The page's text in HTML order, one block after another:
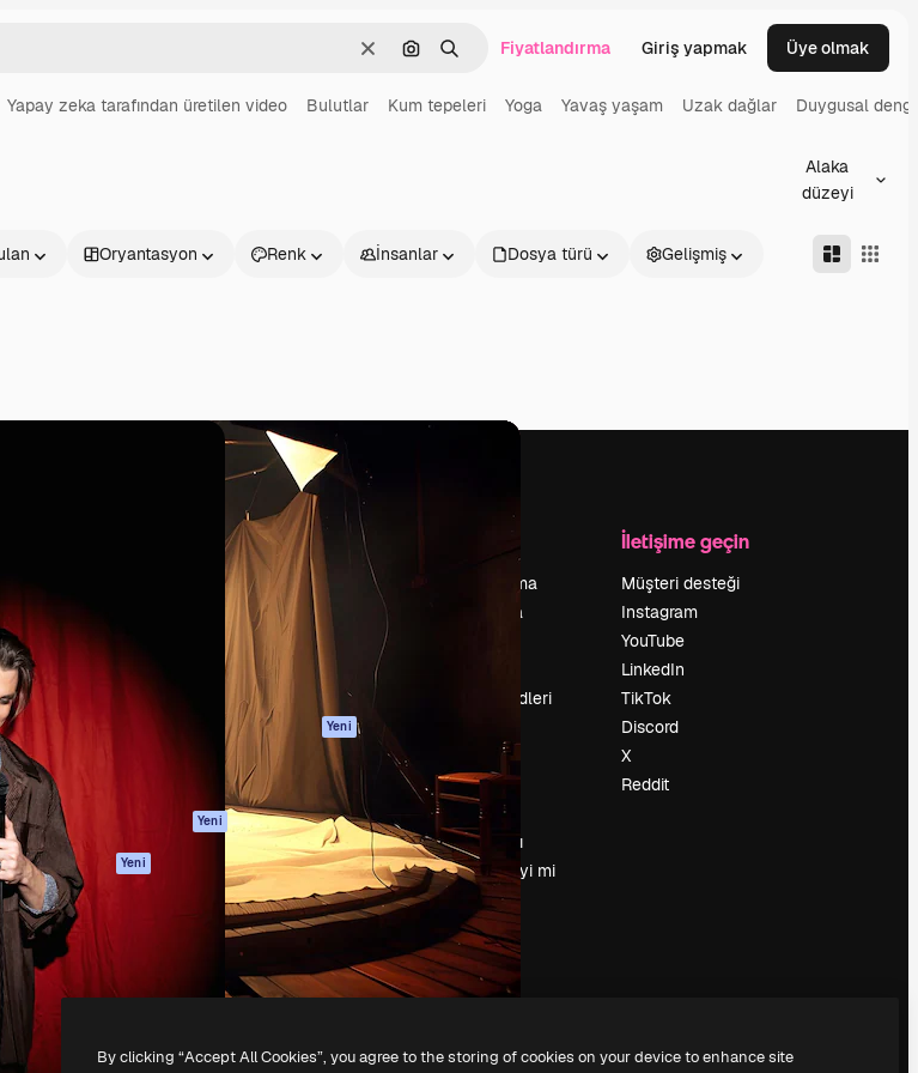
Temizlemek
Görüntüyle ara
AramakFiyatlandırma Giriş yapmak Üye olmak
Yapay zeka tarafından üretilen video Bulutlar Kum tepeleri Yoga Yavaş yaşam Uzak dağlar Duygusal
Alaka
düzeyi
Oryantasyon Renk İnsanlar Dosya türü Gelişmiş
AI Görüntü
Oluşturucu
oluşturucu
Claude/ChatGPT
için MCP
Yeni
Ajanlar Yeni
API
Mobil Uygulama
Tüm Magnific
araçları
Başlayın
Academy
Dokümantasyon
Destek
Kullanım Şartları
Gizlilik Politikası
Orijinaller Yeni
Çerez politikası
Güven merkezi
Satış ortakları
Kurumsal
Fiyatlandırma
Hakkımızda
Arama trendleri
Slidesgo
İçerik satışı
Basın odası
Magnific.ai’yi mi
arıyorsun?
İletişime geçin
Müşteri desteği
Instagram
YouTube
LinkedIn
TikTok
Discord
X
Reddit
Her hakkı saklıdır
By clicking “Accept All Cookies”, you agree to the storing of cookies on your device to enhance site